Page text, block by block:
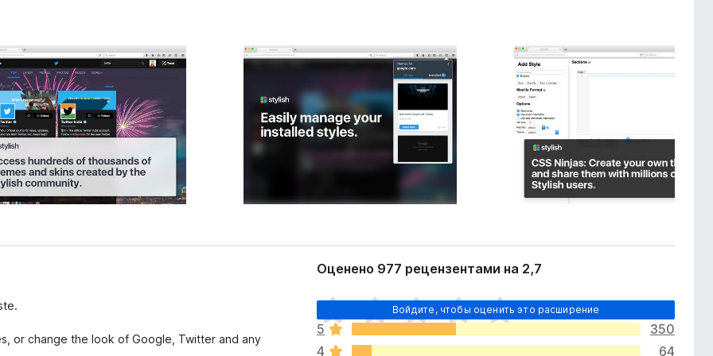
or change the look of Google, Twitter and any
Оценено 977 рецензентами на 2,7
Войдите, чтобы оценить это расширение
О
ц
е
5
350
4
64